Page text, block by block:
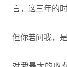
言，这三年的
但你若问我，